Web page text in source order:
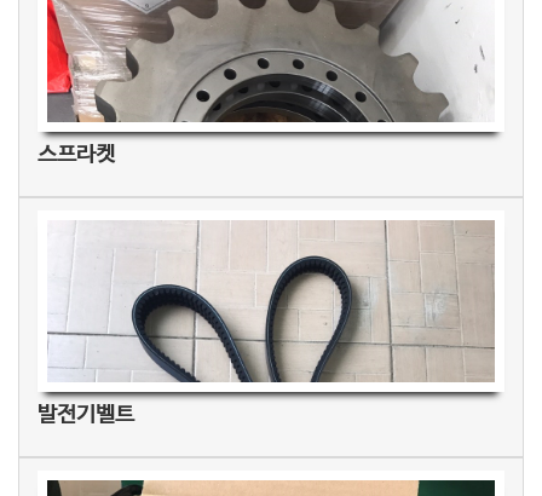
스프라켓
발전기벨트